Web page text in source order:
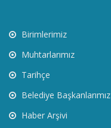
Birimlerimiz
Muhtarlarımız
Tarihçe
Belediye Başkanlarımız
Haber Arşivi